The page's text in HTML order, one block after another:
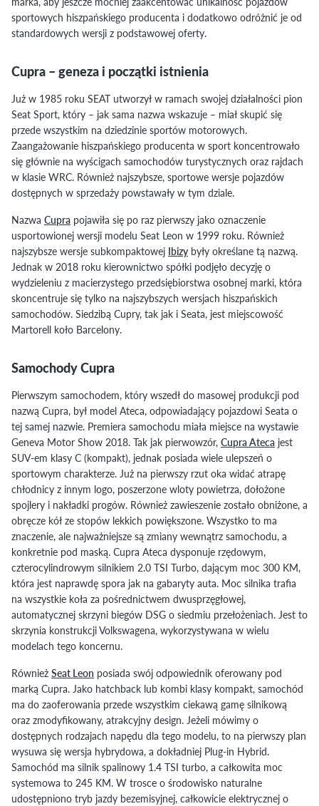
sportowych hiszpańskiego producenta i dodatkowo odróżnić je od
standardowych wersji z podstawowej oferty.
Cupra – geneza i początki istnienia
Już w 1985 roku SEAT utworzył w ramach swojej działalności pion
Seat Sport, który – jak sama nazwa wskazuje – miał skupić się
przede wszystkim na dziedzinie sportów motorowych.
Zaangażowanie hiszpańskiego producenta w sport koncentrowało
się głównie na wyścigach samochodów turystycznych oraz rajdach
w klasie WRC. Również najszybsze, sportowe wersje pojazdów
dostępnych w sprzedaży powstawały w tym dziale.
Nazwa Cupra pojawiła się po raz pierwszy jako oznaczenie
usportowionej wersji modelu Seat Leon w 1999 roku. Również
najszybsze wersje subkompaktowej Ibizy były określane tą nazwą.
Jednak w 2018 roku kierownictwo spółki podjęło decyzję o
wydzieleniu z macierzystego przedsiębiorstwa osobnej marki, która
skoncentruje się tylko na najszybszych wersjach hiszpańskich
samochodów. Siedzibą Cupry, tak jak i Seata, jest miejscowość
Martorell koło Barcelony.
Samochody Cupra
Pierwszym samochodem, który wszedł do masowej produkcji pod
nazwą Cupra, był model Ateca, odpowiadający pojazdowi Seata o
tej samej nazwie. Premiera samochodu miała miejsce na wystawie
Geneva Motor Show 2018. Tak jak pierwowzór, Cupra Ateca jest
SUV-em klasy C (kompakt), jednak posiada wiele ulepszeń o
sportowym charakterze. Już na pierwszy rzut oka widać atrapę
chłodnicy z innym logo, poszerzone wloty powietrza, dołożone
spojlery i nakładki progów. Również zawieszenie zostało obniżone, a
obręcze kół ze stopów lekkich powiększone. Wszystko to ma
znaczenie, ale najważniejsze są zmiany wewnątrz samochodu, a
konkretnie pod maską. Cupra Ateca dysponuje rzędowym,
czterocylindrowym silnikiem 2.0 TSI Turbo, dającym moc 300 KM,
która jest naprawdę spora jak na gabaryty auta. Moc silnika trafia
na wszystkie koła za pośrednictwem dwusprzęgłowej,
automatycznej skrzyni biegów DSG o siedmiu przełożeniach. Jest to
skrzynia konstrukcji Volkswagena, wykorzystywana w wielu
modelach tego koncernu.
Również Seat Leon posiada swój odpowiednik oferowany pod
marką Cupra. Jako hatchback lub kombi klasy kompakt, samochód
ma do zaoferowania przede wszystkim ciekawą gamę silnikową
oraz zmodyfikowany, atrakcyjny design. Jeżeli mówimy o
dostępnych rodzajach napędu dla tego modelu, to na pierwszy plan
wysuwa się wersja hybrydowa, a dokładniej Plug-in Hybrid.
Samochód ma silnik spalinowy 1.4 TSI turbo, a całkowita moc
systemowa to 245 KM. W trosce o środowisko naturalne
udostępniono tryb jazdy bezemisyjnej, całkowicie elektrycznej o